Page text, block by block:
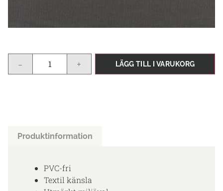
- + LÄGG TILL I VARUKORG
Produktinformation
PVC-fri
Textil känsla